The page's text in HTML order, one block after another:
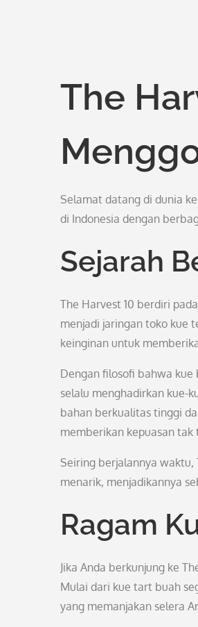
The
Selamat datang di dunia
di Indonesia dengan
Sejarah
The Harvest 10 berdiri
menjadi jaringan toko kue
keinginan untuk
Dengan filosofi bahwa kue
selalu menghadirkan kue-
bahan berkualitas tinggi
memberikan kepuasan
Seiring berjalannya waktu,
menarik, menjadikannya
Ragam
Jika Anda berkunjung ke
Mulai dari kue tart buah
yang memanjakan selera